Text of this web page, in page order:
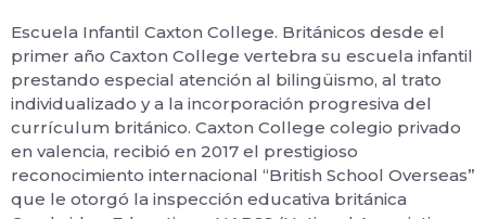
Escuela Infantil Caxton College. Británicos desde el
primer año Caxton College vertebra su escuela infantil
prestando especial atención al bilingüismo, al trato
individualizado y a la incorporación progresiva del
currículum británico. Caxton College colegio privado
en valencia, recibió en 2017 el prestigioso
reconocimiento internacional “British School Overseas”
que le otorgó la inspección educativa británica